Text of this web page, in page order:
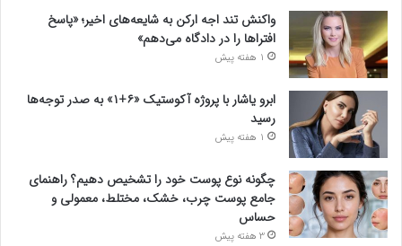
واکنش تند اجه ارکن به شایعه‌های اخیر؛ «پاسخ
افتراها را در دادگاه می‌دهم»
1 هفته پیش
ابرو یاشار با پروژه آکوستیک «۶+۱» به صدر توجه‌ها
رسید
1 هفته پیش
چگونه نوع پوست خود را تشخیص دهیم؟ راهنمای
جامع پوست چرب، خشک، مختلط، معمولی و
حساس
3 هفته پیش